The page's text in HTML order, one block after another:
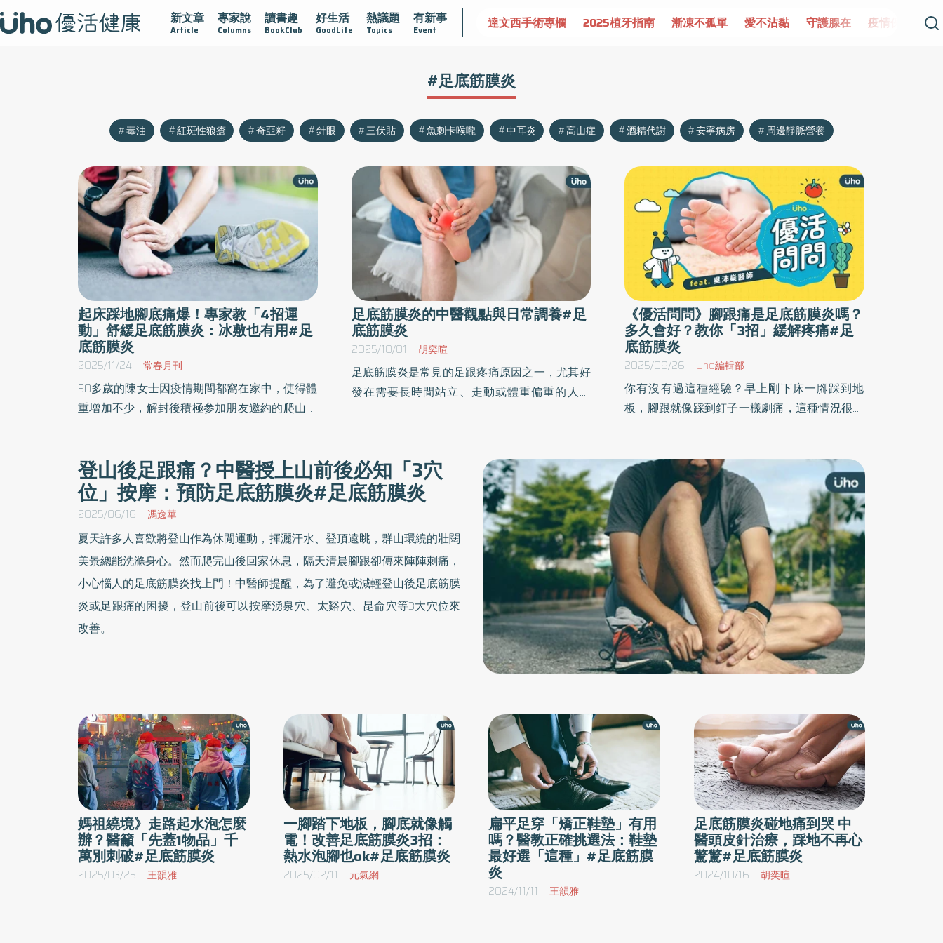
新文章
Article
專家說
Columns
讀書趣
BookClub
好生活
GoodLife
熱議題
Topics
有新事
Event
黏 守護腺在 疫情保衛戰 再生醫學 愛的未來視 認識攝護腺肥大 守護骨骼健康 達文西手術專欄 2025植牙指南 漸凍不孤單 愛不沾黏 守護腺在 疫情保衛戰
#足底筋膜炎
毒油 紅斑性狼瘡 奇亞籽 針眼 三伏貼 魚刺卡喉嚨 中耳炎 高山症 酒精代謝 安寧病房 周邊靜脈營養
起床踩地腳底痛爆！專家教「4招運
動」舒緩足底筋膜炎：冰敷也有用#足
底筋膜炎
2025/11/24 常春月刊
50多歲的陳女士因疫情期間都窩在家中，使得體
重增加不少，解封後積極参加朋友邀約的爬山活
不堪，跛行一段時間才緩解，到醫院門診才知
道，原來是患上足底筋膜炎。《優活健康網》特
選此篇，物理治療師教居家伸展運動來增強肌
足底筋膜炎的中醫觀點與日常調養#足
底筋膜炎
2025/10/01 胡奕暄
足底筋膜炎是常見的足跟疼痛原因之一，尤其好
發在需要長時間站立、走動或體重偏重的人身
受傷，產生足跟痛。初鳴堂中醫診所院長周大翔
中醫師表示典型症狀就是「早上起床踩地第一步
最痛」，走一走會稍微緩解，但久站或走多了又
會加重。嚴重時甚至會影響走路姿勢，進而造成
膝蓋、腰部的連鎖不適。 中醫雖然沒有「足底筋
膜炎」這個病名，但類似於「腳跟痛」「腳跟骨
刺」的描述早已存在。常見病因包含「 久勞傷
筋」，指長時間站立或走動，損傷足底筋脈，導
致氣血不暢，產生疼痛。周大翔中醫師說明不良
的生活習慣也會造成疼痛，例如飲食油膩，體內
濕熱偏重，會累積在下肢，造成筋絡阻塞。再來
路多半以「活血化瘀、舒筋通絡、祛濕止痛」為
主。中藥調理依體質加減藥方，例如活血化瘀的
桃仁、紅花，或補氣養血的黃耆、當歸。另外針
灸治療也是常見的選項，常針刺在阿是穴（疼痛
點）、太谿、崑崙、承山等，疏通經絡，緩解足
跟壓力。亦可加入艾灸或溫熱療法，溫經散寒、
促進血液循環。 醫案分享 周大翔中醫師分享38
歲女性，職業為牙醫助理需長時間站立，左足跟
疼痛已數月。曾嚴重需藥立即消炎針注射才能緩
《優活問問》腳跟痛是足底筋膜炎嗎？
多久會好？教你「3招」緩解疼痛#足
底筋膜炎
2025/09/26 Uho編輯部
你有沒有過這種經驗？早上剛下床一腳踩到地
板，腳跟就像踩到釘子一樣劇痛，這種情況很可
大或穿著不合適鞋款的人。你是否會好奇：腳跟
痛是足底筋膜炎嗎？如何挑合適的鞋？該如何治
療呢？快跟著Podcast《優活問問》一起了解足
底筋膜炎的症狀、治療以及自我照護方法。
登山後足跟痛？中醫授上山前後必知「3穴
位」按摩：預防足底筋膜炎#足底筋膜炎
2025/06/16 馮逸華
夏天許多人喜歡將登山作為休閒運動，揮灑汗水、登頂遠眺，群山環繞的壯闊
美景總能洗滌身心。然而爬完山後回家休息，隔天清晨腳跟卻傳來陣陣刺痛，
小心惱人的足底筋膜炎找上門！中醫師提醒，為了避免或減輕登山後足底筋膜
炎或足跟痛的困擾，登山前後可以按摩湧泉穴、太谿穴、昆侖穴等3大穴位來
改善。
媽祖繞境》走路起水泡怎麼
辦？醫籲「先蓋1物品」千
萬別刺破#足底筋膜炎
2025/03/25 王韻雅
一腳踏下地板，腳底就像觸
電！改善足底筋膜炎3招：
熱水泡腳也ok#足底筋膜炎
2025/02/11 元氣網
扁平足穿「矯正鞋墊」有用
嗎？醫教正確挑選法：鞋墊
最好選「這種」#足底筋膜
炎
2024/11/11 王韻雅
足底筋膜炎碰地痛到哭 中
醫頭皮針治療，踩地不再心
驚驚#足底筋膜炎
2024/10/16 胡奕暄